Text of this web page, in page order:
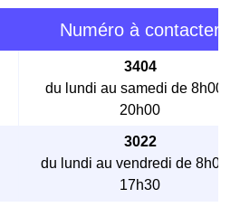
Numéro à contacter
3404
du lundi au samedi de 8h00 à
20h00
3022
du lundi au vendredi de 8h00 à
17h30